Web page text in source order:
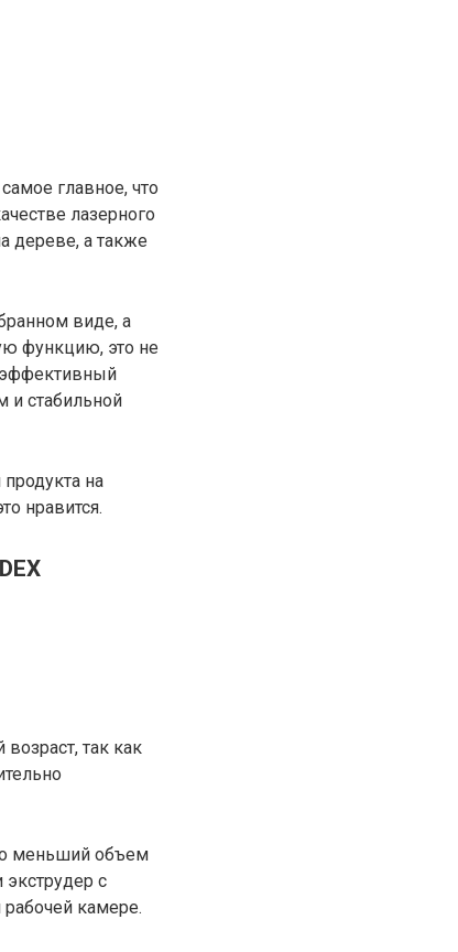
главное, что
лазерного
дереве, а также
виде, а
функцию, это не
эффективный
и стабильной
на
нравится.
так как
меньший объем
с
камере.